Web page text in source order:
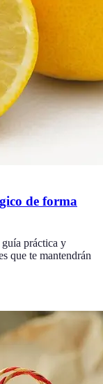
de forma
práctica y
que te mantendrán